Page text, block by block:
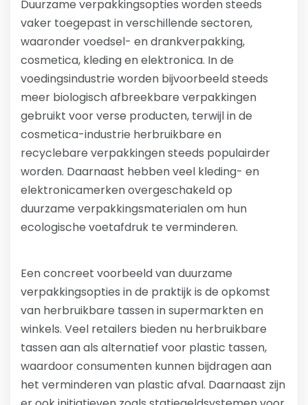
Duurzame verpakkingsopties worden steeds
vaker toegepast in verschillende sectoren,
waaronder voedsel- en drankverpakking,
cosmetica, kleding en elektronica. In de
voedingsindustrie worden bijvoorbeeld steeds
meer biologisch afbreekbare verpakkingen
gebruikt voor verse producten, terwijl in de
cosmetica-industrie herbruikbare en
recyclebare verpakkingen steeds populairder
worden. Daarnaast hebben veel kleding- en
elektronicamerken overgeschakeld op
duurzame verpakkingsmaterialen om hun
ecologische voetafdruk te verminderen.
Een concreet voorbeeld van duurzame
verpakkingsopties in de praktijk is de opkomst
van herbruikbare tassen in supermarkten en
winkels. Veel retailers bieden nu herbruikbare
tassen aan als alternatief voor plastic tassen,
waardoor consumenten kunnen bijdragen aan
het verminderen van plastic afval. Daarnaast zijn